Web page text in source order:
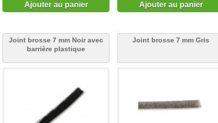
Ajouter au panier Ajouter au panier
Joint brosse 7 mm Noir avec
barrière plastique
Joint brosse 7 mm Gris